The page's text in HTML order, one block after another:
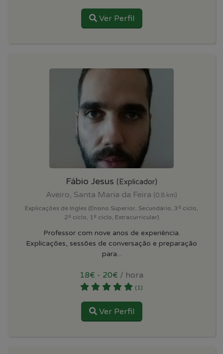
Ver Perfil
Fábio Jesus (Explicador)
Aveiro, Santa Maria da Feira (0.8 km)
Explicações de Ingles (Ensino Superior, Secundário, 3º ciclo,
2º ciclo, 1º ciclo, Extracurricular)
Professor com nove anos de experiência.
Explicações, sessões de conversação e preparação
para...
18€ - 20€ / hora
(1)
Ver Perfil